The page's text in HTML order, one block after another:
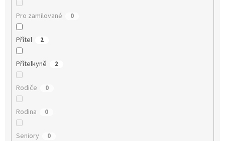
Pro zamilované 0
Přítel 2
Přítelkyně 2
Rodiče 0
Rodina 0
Seniory 0